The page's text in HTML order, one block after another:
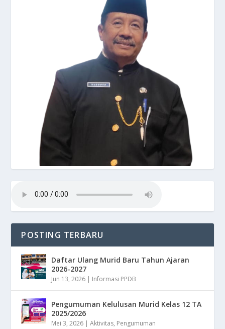
POSTING TERBARU
Daftar Ulang Murid Baru Tahun Ajaran
2026-2027
Jun 13, 2026 | Informasi PPDB
Pengumuman Kelulusan Murid Kelas 12 TA
2025/2026
Mei 3, 2026 |Aktivitas, Pengumuman